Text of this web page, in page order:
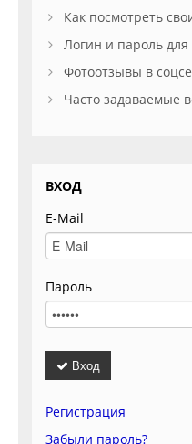
Как посмотреть
Логин и пароль для
Фотоотзывы в
Часто задаваемые
ВХОД
E-Mail
Пароль
Вход
Регистрация
Забыли пароль?